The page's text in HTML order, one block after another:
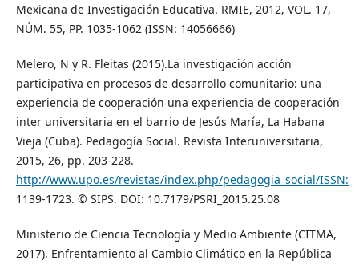
Mexicana de Investigación Educativa. RMIE, 2012, VOL. 17,
NÚM. 55, PP. 1035-1062 (ISSN: 14056666)
Melero, N y R. Fleitas (2015).La investigación acción
participativa en procesos de desarrollo comunitario: una
experiencia de cooperación una experiencia de cooperación
inter universitaria en el barrio de Jesús María, La Habana
Vieja (Cuba). Pedagogía Social. Revista Interuniversitaria,
2015, 26, pp. 203-228.
http://www.upo.es/revistas/index.php/pedagogia_social/ISSN:
1139-1723. © SIPS. DOI: 10.7179/PSRI_2015.25.08
Ministerio de Ciencia Tecnología y Medio Ambiente (CITMA,
2017). Enfrentamiento al Cambio Climático en la República